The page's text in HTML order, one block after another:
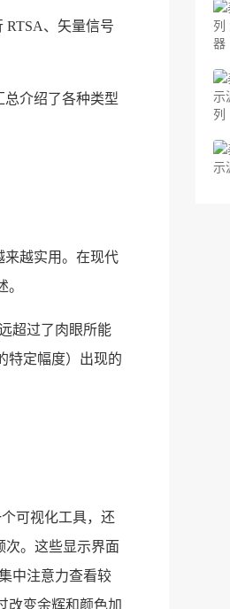
RTSA、矢量信号
介绍了各种类型
来越实用。在现代
超过了肉眼所能
特定幅度）出现的
可视化工具，还
次。这些显示界面
中注意力查看较
改变余辉和颜色加